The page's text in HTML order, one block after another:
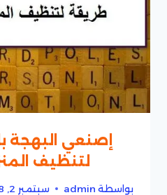
لتنظيف
بواسطة admin سبتمبر 2, 2018